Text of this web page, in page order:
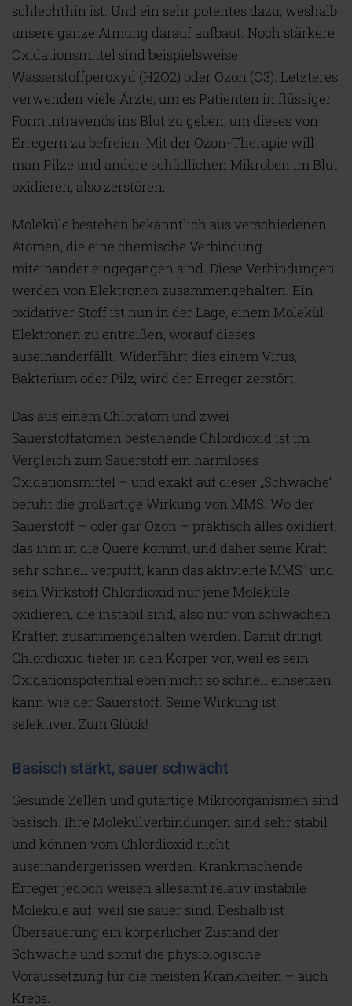
schlechthin ist. Und ein sehr potentes dazu, weshalb
unsere ganze Atmung darauf aufbaut. Noch stärkere
Oxidationsmittel sind beispielsweise
Wasserstoffperoxyd (H2O2) oder Ozon (O3). Letzteres
verwenden viele Ärzte, um es Patienten in flüssiger
Form intravenös ins Blut zu geben, um dieses von
Erregern zu befreien. Mit der Ozon-Therapie will
man Pilze und andere schädlichen Mikroben im Blut
oxidieren, also zerstören.
Moleküle bestehen bekanntlich aus verschiedenen
Atomen, die eine chemische Verbindung
miteinander eingegangen sind. Diese Verbindungen
werden von Elektronen zusammengehalten. Ein
oxidativer Stoff ist nun in der Lage, einem Molekül
Elektronen zu entreißen, worauf dieses
auseinanderfällt. Widerfährt dies einem Virus,
Bakterium oder Pilz, wird der Erreger zerstört.
Das aus einem Chloratom und zwei
Sauerstoffatomen bestehende Chlordioxid ist im
Vergleich zum Sauerstoff ein harmloses
Oxidationsmittel – und exakt auf dieser „Schwäche“
beruht die großartige Wirkung von MMS. Wo der
Sauerstoff – oder gar Ozon – praktisch alles oxidiert,
das ihm in die Quere kommt, und daher seine Kraft
sehr schnell verpufft, kann das aktivierte MMS2 und
sein Wirkstoff Chlordioxid nur jene Moleküle
oxidieren, die instabil sind, also nur von schwachen
Kräften zusammengehalten werden. Damit dringt
Chlordioxid tiefer in den Körper vor, weil es sein
Oxidationspotential eben nicht so schnell einsetzen
kann wie der Sauerstoff. Seine Wirkung ist
selektiver. Zum Glück!
Basisch stärkt, sauer schwächt
Gesunde Zellen und gutartige Mikroorganismen sind
basisch. Ihre Molekülverbindungen sind sehr stabil
und können vom Chlordioxid nicht
auseinandergerissen werden. Krankmachende
Erreger jedoch weisen allesamt relativ instabile
Moleküle auf, weil sie sauer sind. Deshalb ist
Übersäuerung ein körperlicher Zustand der
Schwäche und somit die physiologische
Voraussetzung für die meisten Krankheiten – auch
Krebs.